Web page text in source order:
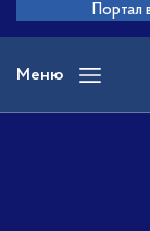
основного
вмісту
Портал
Меню